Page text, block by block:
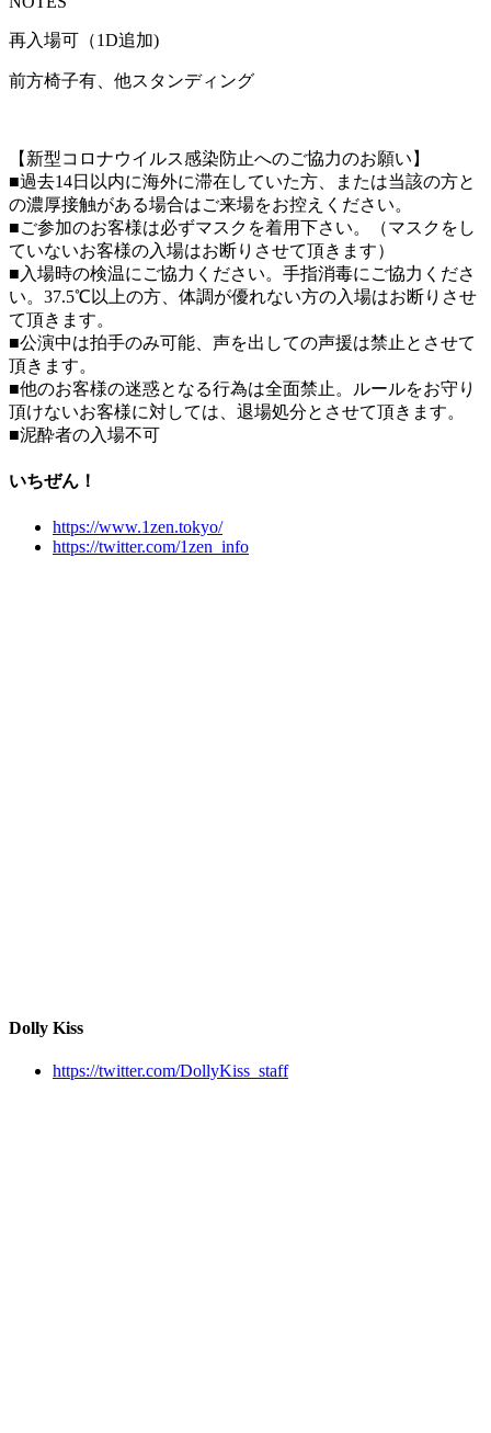
再入場可（1D追加)
前方椅子有、他スタンディング
【新型コロナウイルス感染防止へのご協力のお願い】
■過去14日以内に海外に滞在していた方、または当該の方と
の濃厚接触がある場合はご来場をお控えください。
■ご参加のお客様は必ずマスクを着用下さい。（マスクをし
ていないお客様の入場はお断りさせて頂きます）
■入場時の検温にご協力ください。手指消毒にご協力くださ
い。37.5℃以上の方、体調が優れない方の入場はお断りさせ
て頂きます。
■公演中は拍手のみ可能、声を出しての声援は禁止とさせて
頂きます。
■他のお客様の迷惑となる行為は全面禁止。ルールをお守り
頂けないお客様に対しては、退場処分とさせて頂きます。
■泥酔者の入場不可
いちぜん！
https://www.1zen.tokyo/
https://twitter.com/1zen_info
Dolly Kiss
https://twitter.com/DollyKiss_staff